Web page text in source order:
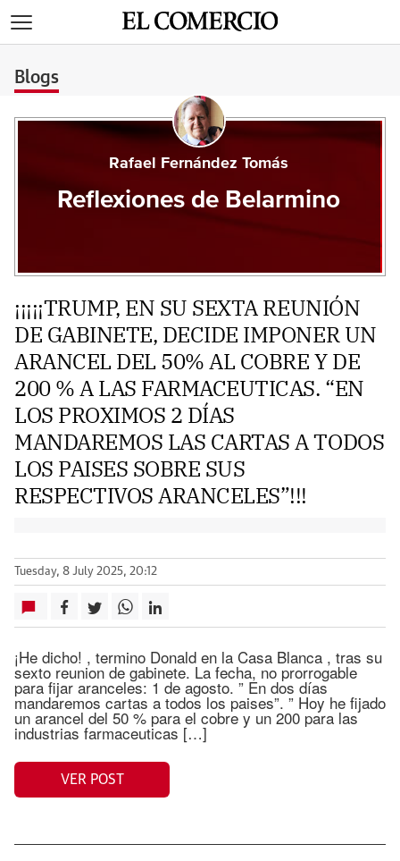
Blogs
Rafael Fernández Tomás
Reflexiones de Belarmino
¡¡¡¡¡TRUMP, EN SU SEXTA REUNIÓN
DE GABINETE, DECIDE IMPONER UN
ARANCEL DEL 50% AL COBRE Y DE
200 % A LAS FARMACEUTICAS. “EN
LOS PROXIMOS 2 DÍAS
MANDAREMOS LAS CARTAS A TODOS
LOS PAISES SOBRE SUS
RESPECTIVOS ARANCELES”!!!
Tuesday, 8 July 2025, 20:12
¡He dicho! , termino Donald en la Casa Blanca , tras su
sexto reunion de gabinete. La fecha, no prorrogable
para fijar aranceles: 1 de agosto. ” En dos días
mandaremos cartas a todos los paises”. ” Hoy he fijado
un arancel del 50 % para el cobre y un 200 para las
industrias farmaceuticas […]
VER POST